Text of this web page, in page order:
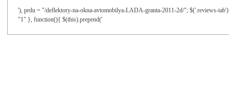
'), prdu = "/deflektory-na-okna-avtomobilya-LADA-granta-2011-2d/"; $('.reviews-
"1" }, function(){ $(this).prepend('